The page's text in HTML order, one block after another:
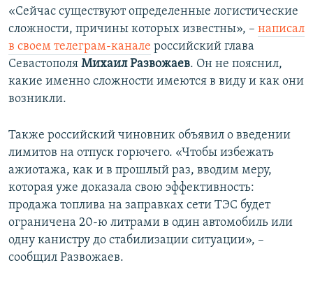
«Сейчас существуют определенные логистические
сложности, причины которых известны», – написал
в своем телеграм-канале российский глава
Севастополя Михаил Развожаев. Он не пояснил,
какие именно сложности имеются в виду и как они
возникли.
Также российский чиновник объявил о введении
лимитов на отпуск горючего. «Чтобы избежать
ажиотажа, как и в прошлый раз, вводим меру,
которая уже доказала свою эффективность:
продажа топлива на заправках сети ТЭС будет
ограничена 20-ю литрами в один автомобиль или
одну канистру до стабилизации ситуации», –
сообщил Развожаев.